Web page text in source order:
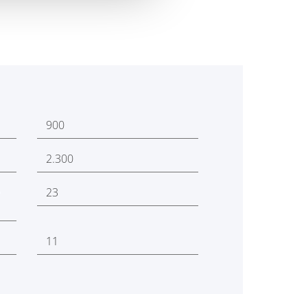
900
2.300
23
11